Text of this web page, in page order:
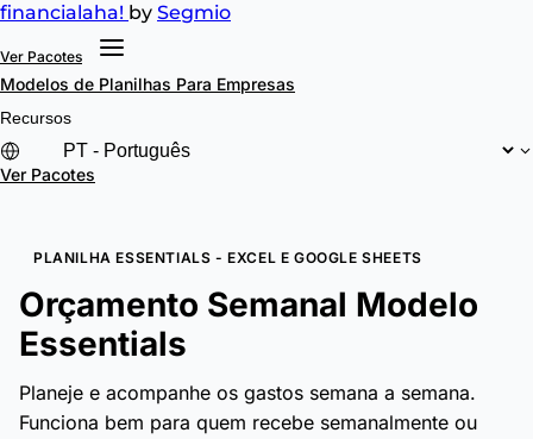
financialaha! by Segmio
Ver Pacotes
Modelos de Planilhas Para Empresas
Recursos
Ver Pacotes
PLANILHA ESSENTIALS - EXCEL E GOOGLE SHEETS
Orçamento Semanal Modelo
Essentials
Planeje e acompanhe os gastos semana a semana.
Funciona bem para quem recebe semanalmente ou